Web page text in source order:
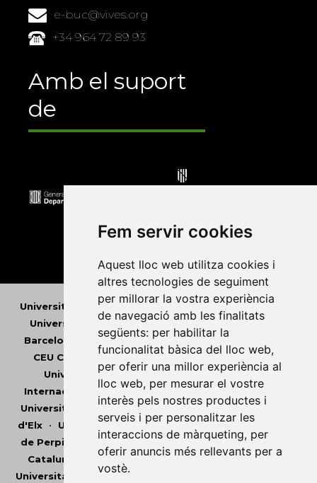
Fem servir cookies
Aquest lloc web utilitza cookies i
altres tecnologies de seguiment
per millorar la vostra experiència
de navegació amb les finalitats
següents: per habilitar la
funcionalitat bàsica del lloc web,
per oferir una millor experiència al
lloc web, per mesurar el vostre
interès pels nostres productes i
serveis i per personalitzar les
interaccions de màrqueting, per
oferir anuncis més rellevants per a
vostè.
e-buc@vives.org
+34 964 72 89 93
Amb el suport
de
Universitat Abat Oliba CEU • Universitat d'Alacant
Universitat d'Andorra•Universitat Autònoma de
Barcelona
Universitat de Barcelona •
CEU Cardenal Herrera•Universitat de Girona•
Universitat de les Illes Balears•Universitat
Internacional de Catalunya•Universitat Jaume I
Universitat de Lleida• Universitat Miguel Hernández
d'Elx• Universitat Oberta de Catalunya•Universitat
de Perpinyà Via Domitia• Universitat Politècnica de
Catalunya
Universitat Politècnica de València •
Universitat Pompeu Fabra